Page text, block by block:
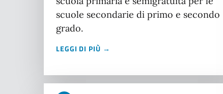
scuole secondarie di primo e secondo
grado.
LEGGI DI PIÙ →